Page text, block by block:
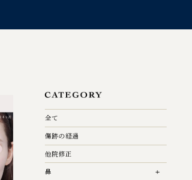
全て
傷跡の経過
他院修正
鼻